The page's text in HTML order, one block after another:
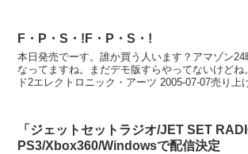
F・P・S・!F・P・S・!
本日発売でーす。誰か買う人います？アマゾン24
なってますね。まだデモ版すらやってないけどね。 バトルフィ
ド2エレクトロニック・アーツ 2005-07-07売り上げランキング : 1お
「ジェットセットラジオ/JET SET
PS3/Xbox360/Windowsで配信決定